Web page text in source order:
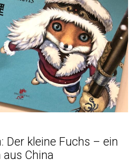
Der kleine Fuchs – ein
China